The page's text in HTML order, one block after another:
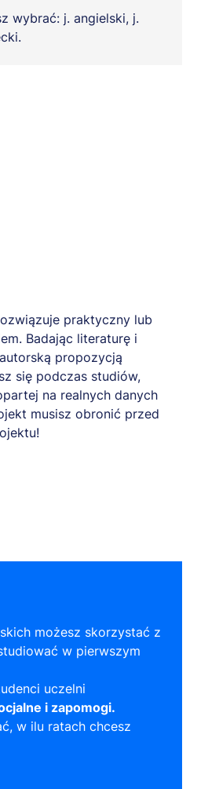
wybrać: j. angielski, j.
praktyczny lub
Badając literaturę i
propozycją
się podczas studiów,
na realnych danych
musisz obronić przed
możesz skorzystać z
w pierwszym
uczelni
i zapomogi.
w ilu ratach chcesz